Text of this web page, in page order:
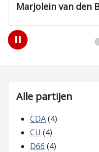
Tim Hendriks
Play
/
Alle partijen
CDA(4)
CU (4)
D66 (4)